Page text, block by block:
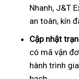
Nhanh, J&T
an toàn, kín
Cập nhật
có mã vận
hành trình